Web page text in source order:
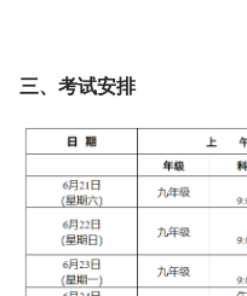
三、考试安排